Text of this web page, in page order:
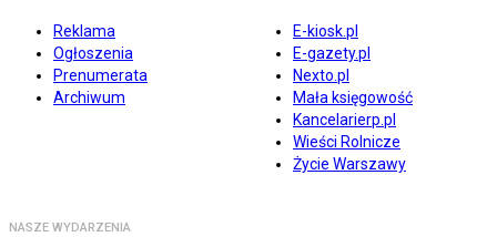
Reklama
Ogłoszenia
Prenumerata
Archiwum
E-kiosk.pl
E-gazety.pl
Nexto.pl
Mała księgowość
Kancelarierp.pl
Wieści Rolnicze
Życie Warszawy
NASZE WYDARZENIA